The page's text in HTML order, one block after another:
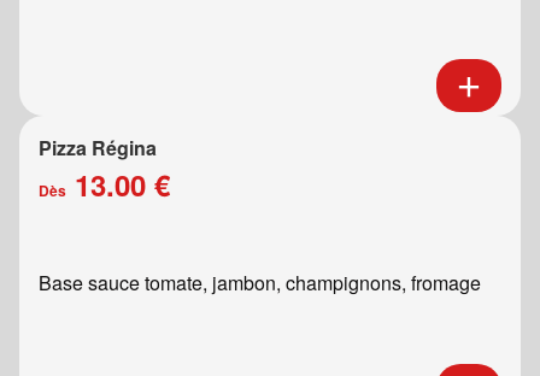
Pizza Régina
Dès 13.00 €
Base sauce tomate, jambon, champignons, fromage